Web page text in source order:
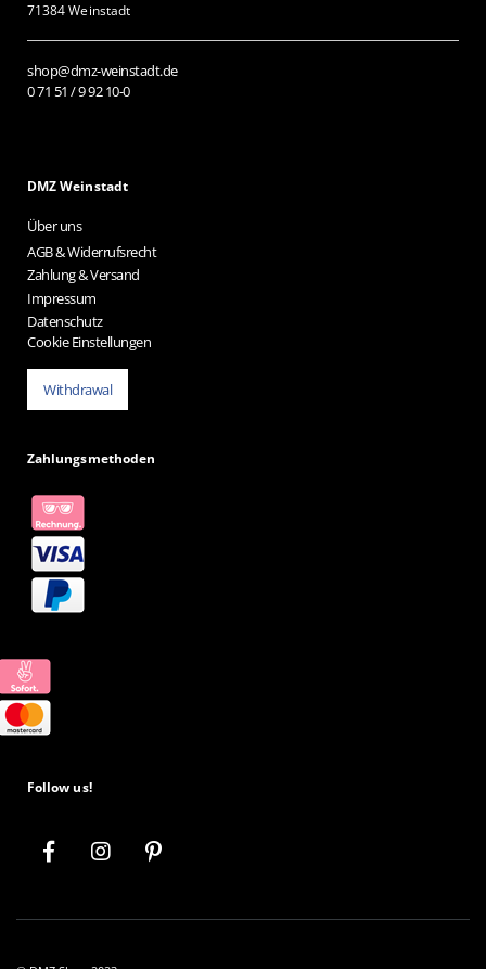
71384 Weinstadt
shop@dmz-weinstadt.de
0 71 51 / 9 92 10-0
DMZ Weinstadt
Über uns
AGB & Widerrufsrecht
Zahlung & Versand
Impressum
Datenschutz
Cookie Einstellungen
Withdrawal
Zahlungsmethoden
Follow us!